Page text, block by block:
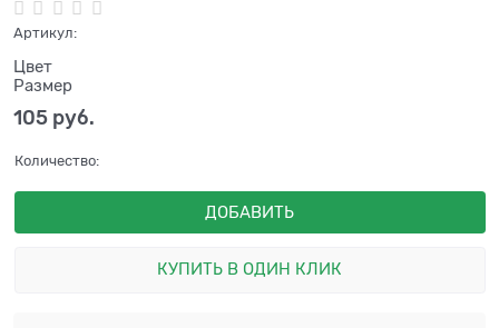
Артикул:
Цвет
Размер
105 руб.
Количество:
ДОБАВИТЬ
КУПИТЬ В ОДИН КЛИК